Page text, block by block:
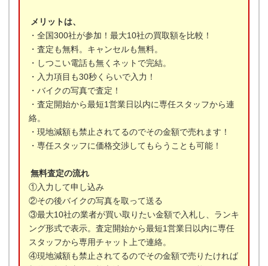
メリットは、
・全国300社が参加！最大10社の買取額を比較！
・査定も無料。キャンセルも無料。
・しつこい電話も無くネットで完結。
・入力項目も30秒くらいで入力！
・バイクの写真で査定！
・査定開始から最短1営業日以内に専任スタッフから連
絡。
・現地減額も禁止されてるのでその金額で売れます！
・専任スタッフに価格交渉してもらうことも可能！
無料査定の流れ
①入力して申し込み
②その後バイクの写真を取って送る
③最大10社の業者が買い取りたい金額で入札し、ランキ
ング形式で表示。査定開始から最短1営業日以内に専任
スタッフから専用チャット上で連絡。
④現地減額も禁止されてるのでその金額で売りたければ